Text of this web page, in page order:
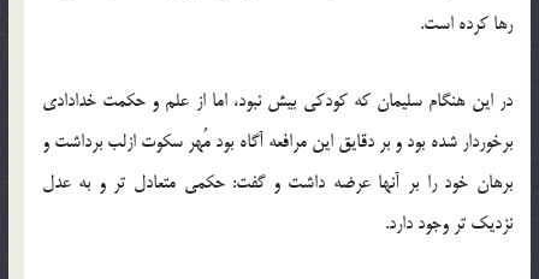
رها كرده است.
در این هنگام سلیمان كه كودكی بیش نبود، اما از علم و حكمت خدادادی
برخوردار شده بود و بر دقایق این مرافعه آگاه بود مُهر سكوت ازلب برداشت و
برهان خود را بر آنها عرضه داشت و گفت: حكمی متعادل تر و به عدل
نزدیك تر وجود دارد.